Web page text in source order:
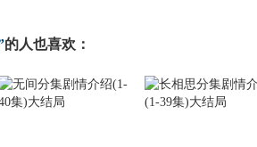
的人也喜欢：